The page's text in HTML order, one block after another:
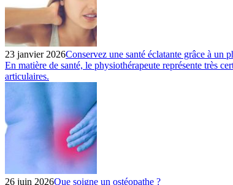
23 janvier 2026Conservez une santé éclatante grâce à un
En matière de santé, le physiothérapeute représente très
articulaires.
26 juin 2026Que soigne un ostéopathe ?